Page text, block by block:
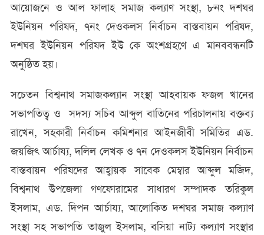
আয়োজনে ও আল ফালাহ সমাজ কল্যাণ সংস্থা, ৮নং দশঘর
ইউনিয়ন পরিষদ, ৭নং দেওকলস নির্বাচন বাস্তবায়ন পরিষদ,
দশঘর ইউনিয়ন পরিষদ ইউ কে অংশগ্রহণে এ মানববন্ধনটি
অনুষ্ঠিত হয়।
সচেতন বিশ্বনাথ সমাজকল্যান সংস্থা আহবায়ক ফজল খানের
সভাপতিত্ব ও সদস্য সচিব আব্দুল বাতিনের পরিচালনায় বক্তব্য
রাখেন, সহকারী নির্বাচন কমিশনার আইনজীবী সমিতির এড.
জয়জিৎ আর্চায্য, দলিল লেখক ও ৭ন দেওকলস ইউনিয়ন নির্বাচন
বাস্তবায়ন পরিষদের আহ্বায়ক সাবেক মেম্বার আব্দুল মজিদ,
বিশ্বনাথ উপজেলা গণফোরামের সাধারণ সম্পাদক তরিকুল
ইসলাম, এড. দিপন আর্চায্য, আলোকিত দশঘর সমাজ কল্যাণ
সংস্থা সহ সভাপতি তাজুল ইসলাম, বসিয়া নাট্য কল্যাণ সংস্থার